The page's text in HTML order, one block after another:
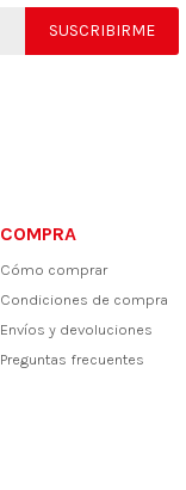
COMPRA
Cómo comprar
Condiciones de compra
Envíos y devoluciones
Preguntas frecuentes
SUSCRIBIRME